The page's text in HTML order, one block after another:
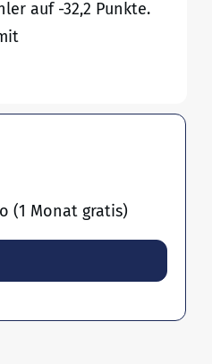
auf -32,2 Punkte.
(1 Monat gratis)